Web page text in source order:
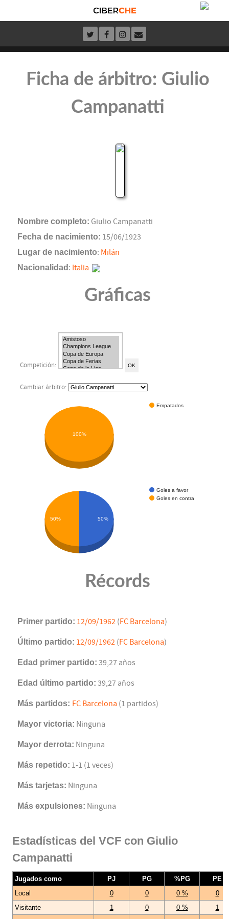
Ficha de árbitro: Giulio
Campanatti
Nombre completo: Giulio Campanatti
Fecha de nacimiento: 15/06/1923
Lugar de nacimiento: Milán
Nacionalidad : Italia
Gráficas
Competición:
Cambiar árbitro:
Empatados
100%
Goles a favor
Goles en contra
50% 50%
Récords
Primer partido: 12/09/1962 (FC Barcelona)
Último partido: 12/09/1962 (FC Barcelona)
Edad primer partido: 39,27 años
Edad último partido: 39,27 años
Más partidos: FC Barcelona (1 partidos)
Mayor victoria: Ninguna
Mayor derrota: Ninguna
Más repetido: 1-1 (1 veces)
Más tarjetas: Ninguna
Más expulsiones: Ninguna
Estadísticas del VCF con Giulio
Campanatti
Jugados como PJ PG %PG
PE
Local
0 0 0 %
0
Visitante
1 0 0 %
1